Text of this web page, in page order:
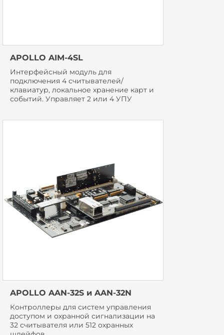
APOLLO AIM-4SL
Интерфейсный модуль для
подключения 4 считывателей/
клавиатур, локальное хранение карт и
событий. Управляет 2 или 4 УПУ
APOLLO AAN-32S и AAN-32N
Контроллеры для систем управления
доступом и охранной сигнализации на
32 считывателя или 512 охранных